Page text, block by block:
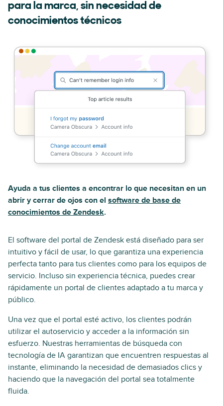
para la marca, sin necesidad de
conocimientos técnicos
Ayuda a tus clientes a encontrar lo que necesitan en un
abrir y cerrar de ojos con el software de base de
conocimientos de Zendesk.
El software del portal de Zendesk está diseñado para ser
intuitivo y fácil de usar, lo que garantiza una experiencia
perfecta tanto para tus clientes como para los equipos de
servicio. Incluso sin experiencia técnica, puedes crear
rápidamente un portal de clientes adaptado a tu marca y
público.
Una vez que el portal esté activo, los clientes podrán
utilizar el autoservicio y acceder a la información sin
esfuerzo. Nuestras herramientas de búsqueda con
tecnología de IA garantizan que encuentren respuestas al
instante, eliminando la necesidad de demasiados clics y
haciendo que la navegación del portal sea totalmente
fluida.